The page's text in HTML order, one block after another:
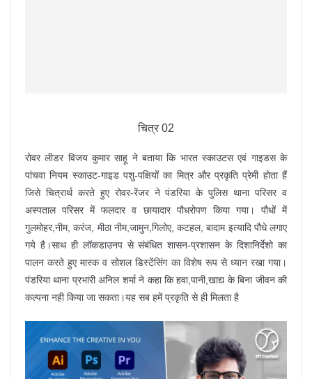
चित्र 02
रोवर लीडर विजय कुमार साहू ने बताया कि भारत स्काउटस एवं गाइडस के
पांचवा नियम स्काउट-गाइड पशु-पक्षियों का मित्र और प्रकृति प्रेमी होता हैं
जिसे चित्रार्थ करते हुए रोवर-रेंजर ने पंडरिया के पुलिस थाना परिसर व
अस्पताल परिसर में फलदार व छायादार पौधरोपण किया गया। पौधों में
गुलमोहर,नीम, करंज, मीठा नीम,जामुन,गिलोए, कटहल, बादाम इत्यादि पौधे लगाए
गये है।साथ ही लॉकडाउनप से संबंधित शासन-प्रशासन के दिशानिर्देशो का
पालन करते हुए मास्क व सोशल डिस्टेंसिंग का विशेष रूप से ध्यान रखा गया।
पंडरिया थाना प्रभारी अनिल शर्मा ने कहा कि हवा,पानी,खाद्य के बिना जीवन की
कल्पना नही किया जा सकता।यह सब हमें प्रकृति से ही मिलता है